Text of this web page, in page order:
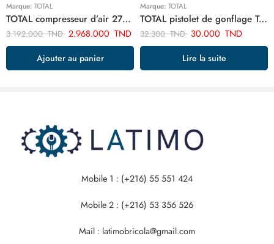
Marque: TOTAL
TOTAL compresseur d’air 270 litre TC1403002E
3.192.000TND 2.968.000 TND
Ajouter au panier
Marque: TOTAL
TOTAL pistolet de gonflage TAT11601
32.300TND 30.000 TND
Lire la suite
Mobile 1 : (+216) 55 551 424
Mobile 2 : (+216) 53 356 526
Mail : latimobricola@gmail.com